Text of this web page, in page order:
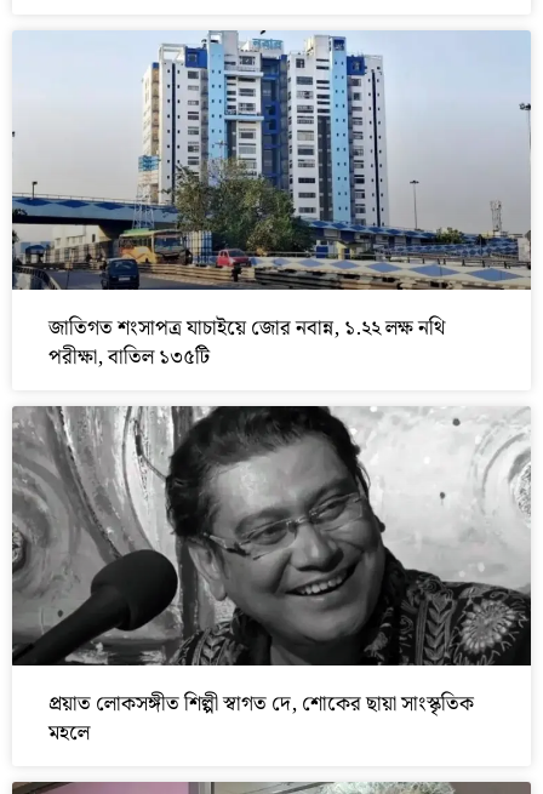
জাতিগত শংসাপত্র যাচাইয়ে জোর নবান্ন, ১.২২ লক্ষ নথি
পরীক্ষা, বাতিল ১৩৫টি
প্রয়াত লোকসঙ্গীত শিল্পী স্বাগত দে, শোকের ছায়া সাংস্কৃতিক
মহলে